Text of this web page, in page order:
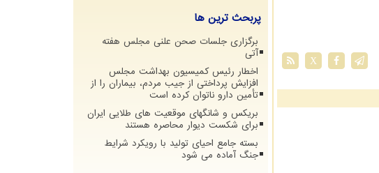
X
پربحث ترین ها
برگزاری جلسات صحن علنی مجلس هفته
آتی
اخطار رئیس کمیسیون بهداشت مجلس
افزایش پرداختی از جیب مردم، بیماران را از
تأمین دارو ناتوان کرده است
بریکس و شانگهای موقعیت های طلایی ایران
برای شکست دیوار محاصره هستند
بسته جامع احیای تولید با رویکرد شرایط
جنگ آماده می شود